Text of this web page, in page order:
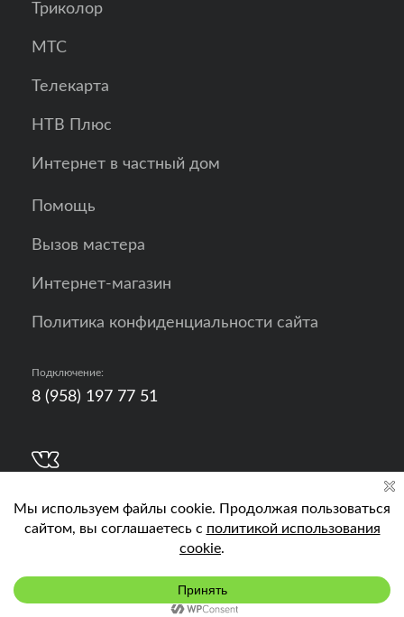
Подключить
Триколор
МТС
Телекарта
НТВ Плюс
Интернет в частный дом
Помощь
Вызов мастера
Интернет-магазин
Политика конфиденциальности сайта
Подключение:
8 (958) 197 77 51
Кислород